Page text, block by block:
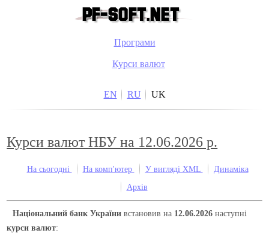
Програми
Курси валют
EN RU UK
Курси валют НБУ на 12.06.2026 р.
На сьогодні На комп'ютер У вигляді XML
Динаміка
Архів
Національний банк України встановив на 12.06.2026 наступні
курси валют: